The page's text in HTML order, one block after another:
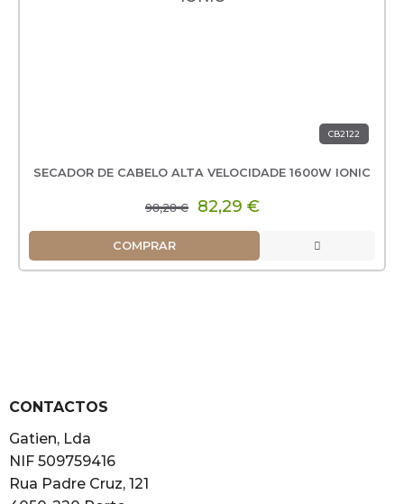
CB2122
SECADOR DE CABELO ALTA VELOCIDADE 1600W IONIC
98,28 € 82,29 €
COMPRAR
CONTACTOS
Gatien, Lda
NIF 509759416
Rua Padre Cruz, 121